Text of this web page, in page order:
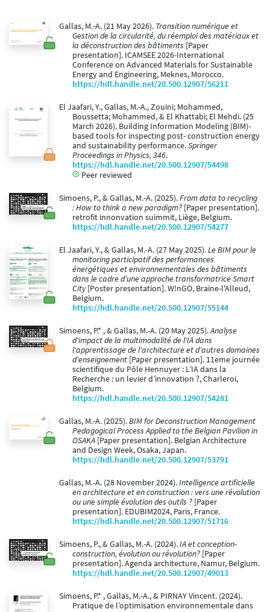
Gallas, M.-A. (21 May 2026). Transition numérique et
Gestion de la circularité, du réemploi des matériaux et
la déconstruction des bâtiments [Paper
presentation]. ICAMSEE 2026-International
Conference on Advanced Materials for Sustainable
Energy and Engineering, Meknes, Morocco.
https://hdl.handle.net/20.500.12907/56211
El Jaafari, Y., Gallas, M.-A., Zouini; Mohammed,
Boussetta; Mohammed, & El Khattabi; El Mehdi. (25
March 2026). Building Information Modeling (BIM)-
based tools for inspecting post- construction energy
and sustainability performance.Springer
Proceedings in Physics, 346.
https://hdl.handle.net/20.500.12907/54498
Peer reviewed
Simoens, P., & Gallas, M.-A. (2025).From data to recycling
: How to think a new paradigm? [Paper presentation].
retrofit innonvation suimmit, Liège, Belgium.
https://hdl.handle.net/20.500.12907/54277
El Jaafari, Y., & Gallas, M.-A. (27 May 2025).Le BIM pour le
monitoring participatif des performances
énergétiques et environnementales des bâtiments
dans le cadre d’une approche transformatrice Smart
City[Poster presentation]. W!nGO, Braine-l'Alleud,
Belgium.
https://hdl.handle.net/20.500.12907/55144
Simoens, P.* , & Gallas, M.-A. (20 May 2025).Analyse
d'impact de la multimodalité de l'IA dans
l'apprentissage de l'architecture et d'autres domaines
d'enseignement [Paper presentation]. 11eme journée
scientifique du Pôle Hennuyer : L’IA dans la
Recherche : un levier d’innovation ?, Charleroi,
Belgium.
https://hdl.handle.net/20.500.12907/54281
Gallas, M.-A. (2025).BIM for Deconstruction Management
Pedagogical Process Applied to the Belgian Pavilion in
OSAKA [Paper presentation]. Belgian Architecture
and Design Week, Osaka, Japan.
https://hdl.handle.net/20.500.12907/53791
Gallas, M.-A. (28 November 2024).Intelligence artificielle
en architecture et en construction : vers une révolution
ou une simple évolution des outils ? [Paper
presentation]. EDUBIM2024, Paris, France.
https://hdl.handle.net/20.500.12907/51716
Simoens, P., & Gallas, M.-A. (2024).IA et conception-
construction, évolution ou révolution? [Paper
presentation]. Agenda architecture, Namur, Belgium.
https://hdl.handle.net/20.500.12907/49013
Simoens, P.* , Gallas, M.-A., & PIRNAY Vincent. (2024).
Pratique de l’optimisation environnementale dans